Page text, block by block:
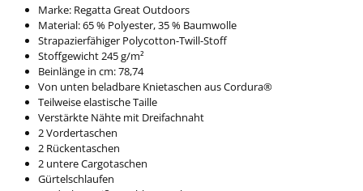
Marke: Regatta Great Outdoors
Material: 65 % Polyester, 35 % Baumwolle
Strapazierfähiger Polycotton-Twill-Stoff
Stoffgewicht 245 g/m²
Beinlänge in cm: 78,74
Von unten beladbare Knietaschen aus Cordura®
Teilweise elastische Taille
Verstärkte Nähte mit Dreifachnaht
2 Vordertaschen
2 Rückentaschen
2 untere Cargotaschen
Gürtelschlaufen